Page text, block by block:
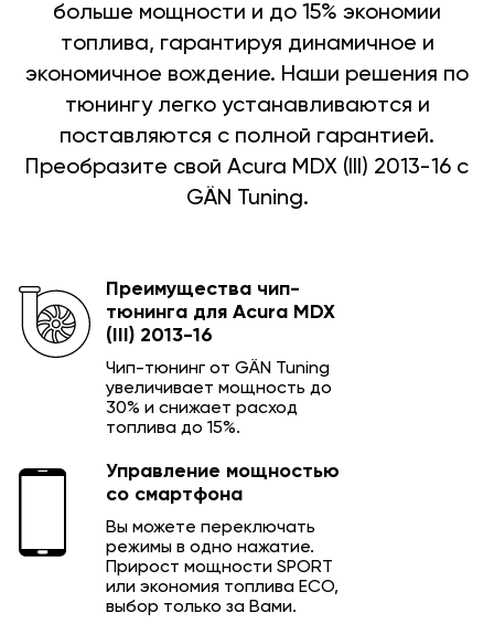
больше мощности и до 15% экономии
топлива, гарантируя динамичное и
экономичное вождение. Наши решения по
тюнингу легко устанавливаются и
поставляются с полной гарантией.
Преобразите свой Acura MDX (III) 2013-16 с
GÄN Tuning.
Преимущества чип-
тюнинга для Acura MDX
(III) 2013-16
Чип-тюнинг от GÄN Tuning
увеличивает мощность до
30% и снижает расход
топлива до 15%.
Управление мощностью
со смартфона
Вы можете переключать
режимы в одно нажатие.
Прирост мощности SPORT
или экономия топлива ECO,
выбор только за Вами.